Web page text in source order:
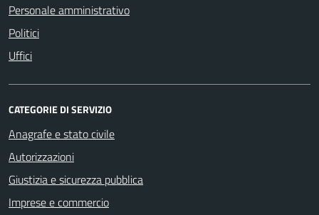
Personale amministrativo
Politici
Uffici
CATEGORIE DI SERVIZIO
Anagrafe e stato civile
Autorizzazioni
Giustizia e sicurezza pubblica
Imprese e commercio